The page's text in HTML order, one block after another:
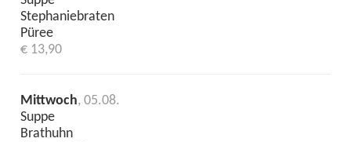
Stephaniebraten
Püree
€ 13,90
Mittwoch, 05.08.
Suppe
Brathuhn